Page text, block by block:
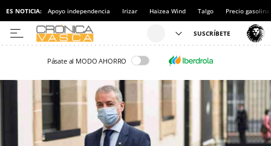
ES NOTICIA: Apoyo independencia Irizar Haizea Wind Talgo Precio gasolina
Pásate al MODO AHORRO